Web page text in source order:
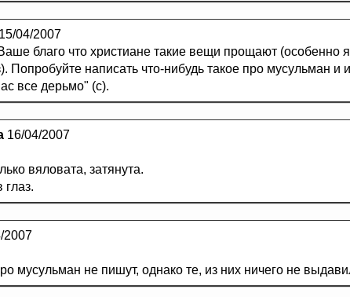
15/04/2007
благо что христиане такие вещи прощают (особенно
Попробуйте написать что-нибудь такое про мусульман и
все дерьмо" (с).
16/04/2007
вяловата, затянута.
2007
мусульман не пишут, однако те, из них ничего не